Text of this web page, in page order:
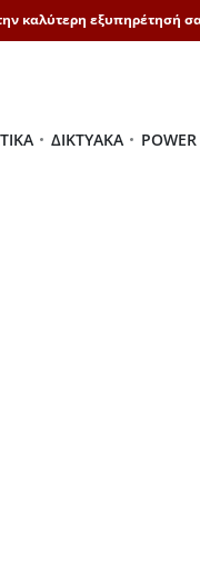
καλύτερη εξυπηρέτησή
ΔΙΚΤΥΑΚΆ